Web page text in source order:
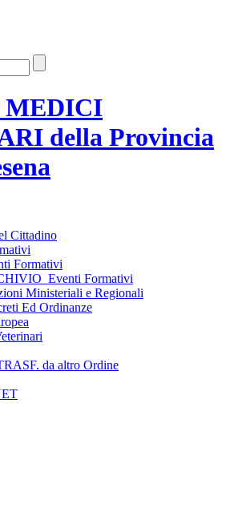
MEDICI
della Provincia
Cittadino
Formativi
Formativi
Ministeriali e Regionali
Ed Ordinanze
da altro Ordine